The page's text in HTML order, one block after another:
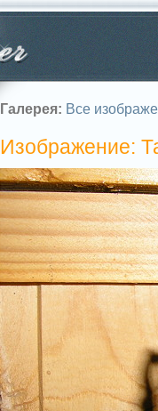
Галерея: Все
Изображение: